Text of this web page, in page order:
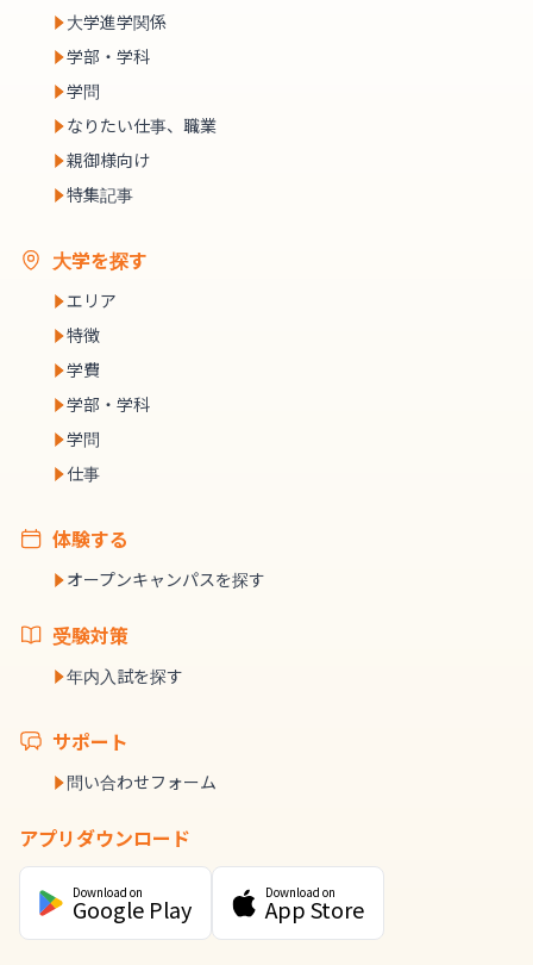
大学進学関係
学部・学科
学問
なりたい仕事、職業
親御様向け
特集記事
大学を探す
エリア
特徴
学費
学部・学科
学問
仕事
体験する
オープンキャンパスを探す
受験対策
年内入試を探す
サポート
問い合わせフォーム
アプリダウンロード
Download on
Google Play
Download on
App Store